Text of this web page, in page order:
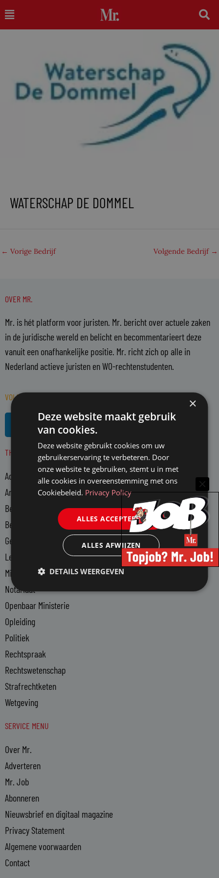
naar
Main
Menu
WATERSCHAP DE DOMMEL
← Vorige Bedrijf Volgende Bedrijf →
OVER MR.
Mr. is hét platform voor juristen. Mr. bericht over actuele zaken
in de juridische wereld en belicht en becommentarieert deze
vanuit een onafhankelijke positie. Mr. richt zich op alle in
Nederland actieve juristen en WO-rechtenstudenten.
VOLG MR. OP SOCIAL MEDIA
R
s
s
THEMA'S
Advocatuur
Arbeidsmarkt
Bedrijfsjuristen
Bedrijfsvoering
Gerechtsdeurwaarders
Legal Tech
Ministerie van Justitie en Veiligheid
Notariaat
Openbaar Ministerie
Opleiding
Politiek
Rechtspraak
Rechtswetenschap
Strafrechtketen
Wetgeving
SERVICE MENU
Over Mr.
Adverteren
Mr. Job
Abonneren
Nieuwsbrief en digitaal magazine
Privacy Statement
Algemene voorwaarden
Contact
×
Deze website maakt gebruik
van cookies.
Deze website gebruikt cookies om uw
gebruikerservaring te verbeteren. Door
onze website te gebruiken, stemt u in met
alle cookies in overeenstemming met ons
Cookiebeleid. Privacy Policy
ALLES ACCEPTEREN
ALLES AFWIJZEN
DETAILS WEERGEVEN